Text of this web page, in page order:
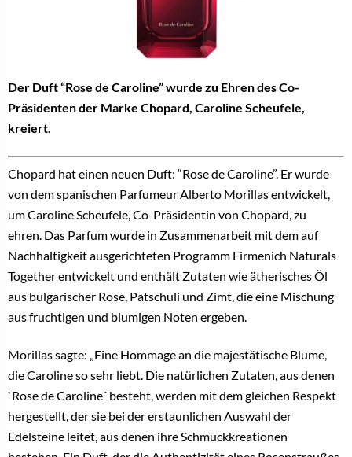
Der Duft “Rose de Caroline” wurde zu Ehren des Co-
Präsidenten der Marke Chopard, Caroline Scheufele,
kreiert.
Chopard hat einen neuen Duft: “Rose de Caroline”. Er wurde
von dem spanischen Parfumeur Alberto Morillas entwickelt,
um Caroline Scheufele, Co-Präsidentin von Chopard, zu
ehren. Das Parfum wurde in Zusammenarbeit mit dem auf
Nachhaltigkeit ausgerichteten Programm Firmenich Naturals
Together entwickelt und enthält Zutaten wie ätherisches Öl
aus bulgarischer Rose, Patschuli und Zimt, die eine Mischung
aus fruchtigen und blumigen Noten ergeben.
Morillas sagte: „Eine Hommage an die majestätische Blume,
die Caroline so sehr liebt. Die natürlichen Zutaten, aus denen
`Rose de Caroline´ besteht, werden mit dem gleichen Respekt
hergestellt, der sie bei der erstaunlichen Auswahl der
Edelsteine ​​leitet, aus denen ihre Schmuckkreationen